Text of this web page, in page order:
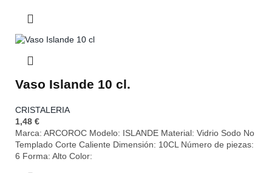
Vaso Islande 10 cl.
CRISTALERIA
1,48 €
Marca: ARCOROC Modelo: ISLANDE Material: Vidrio Sodo No
Templado Corte Caliente Dimensión: 10CL Número de piezas:
6 Forma: Alto Color: